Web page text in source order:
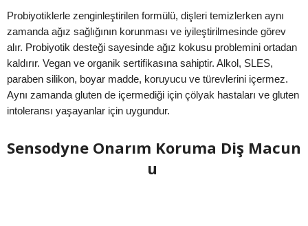
Probiyotiklerle zenginleştirilen formülü, dişleri temizlerken aynı
zamanda ağız sağlığının korunması ve iyileştirilmesinde görev
alır. Probiyotik desteği sayesinde ağız kokusu problemini ortadan
kaldırır. Vegan ve organik sertifikasına sahiptir. Alkol, SLES,
paraben silikon, boyar madde, koruyucu ve türevlerini içermez.
Aynı zamanda gluten de içermediği için çölyak hastaları ve gluten
intoleransı yaşayanlar için uygundur.
Sensodyne Onarım Koruma Diş Macun
u